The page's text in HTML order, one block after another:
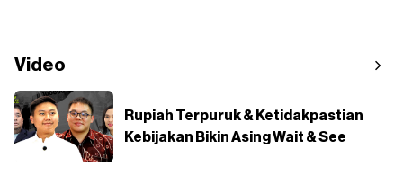
Video
Rupiah Terpuruk & Ketidakpastian
Kebijakan Bikin Asing Wait & See